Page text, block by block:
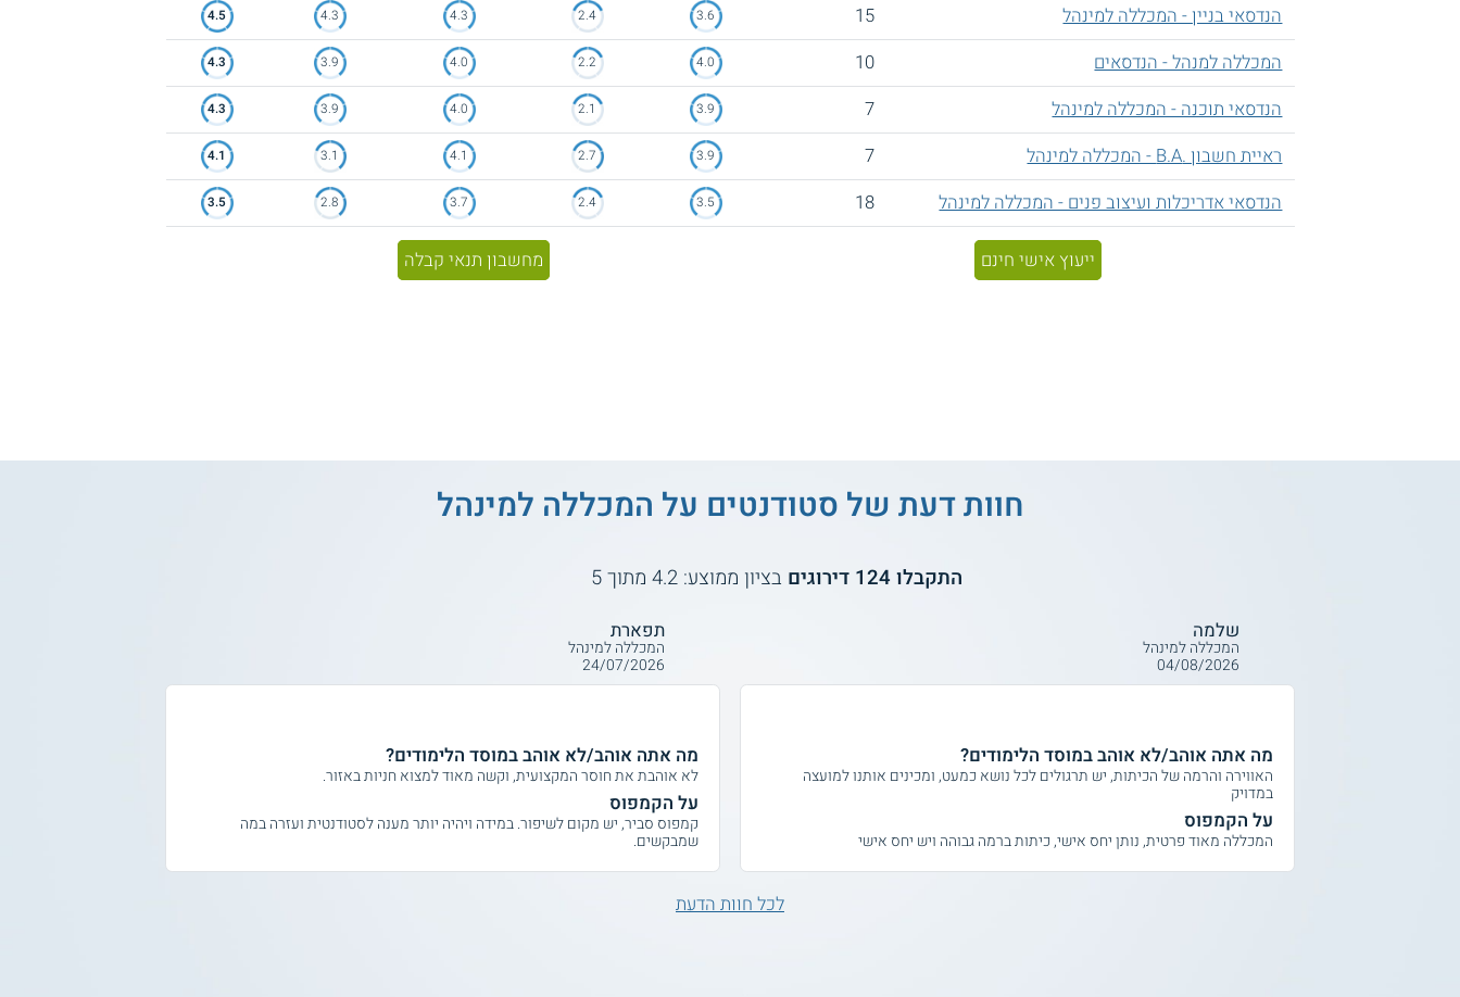
הנדסאי בניין - המכללה למינהל 15
3.6
2.4
4.3
4.3
4.5
המכללה למנהל - הנדסאים 10
4.0
2.2
4.0
3.9
4.3
הנדסאי תוכנה - המכללה למינהל 7
3.9
2.1
4.0
3.9
4.3
ראיית חשבון .B.A - המכללה למינהל 7
3.9
2.7
4.1
3.1
4.1
הנדסאי אדריכלות ועיצוב פנים - המכללה למינהל 18
3.5
2.4
3.7
2.8
3.5
ייעוץ אישי חינם מחשבון תנאי קבלה
חוות דעת של סטודנטים על המכללה למינהל
התקבלו124 דירוגים בציון ממוצע:4.2 מתוך5
שלמה
המכללה למינהל
04/08/2026
מה אתה אוהב/לא אוהב במוסד הלימודים?
האווירה והרמה של הכיתות, יש תרגולים לכל נושא כמעט, ומכינים אותנו למועצה
במדויק
על הקמפוס
המכללה מאוד פרטית, נותן יחס אישי, כיתות ברמה גבוהה ויש יחס אישי
תפארת
המכללה למינהל
24/07/2026
מה אתה אוהב/לא אוהב במוסד הלימודים?
לא אוהבת את חוסר המקצועית, וקשה מאוד למצוא חניות באזור.
על הקמפוס
קמפוס סביר, יש מקום לשיפור. במידה ויהיה יותר מענה לסטודנטית ועזרה במה
שמבקשים.
לכל חוות הדעת